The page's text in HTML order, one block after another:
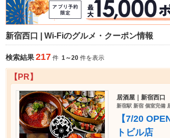
新宿西口 | Wi-Fiのグルメ・クーポン情報
検索結果217 件 1～20 件を表示
【PR】
居酒屋｜新宿西口
新宿駅 新宿 個室完備
【7/20
トビル店